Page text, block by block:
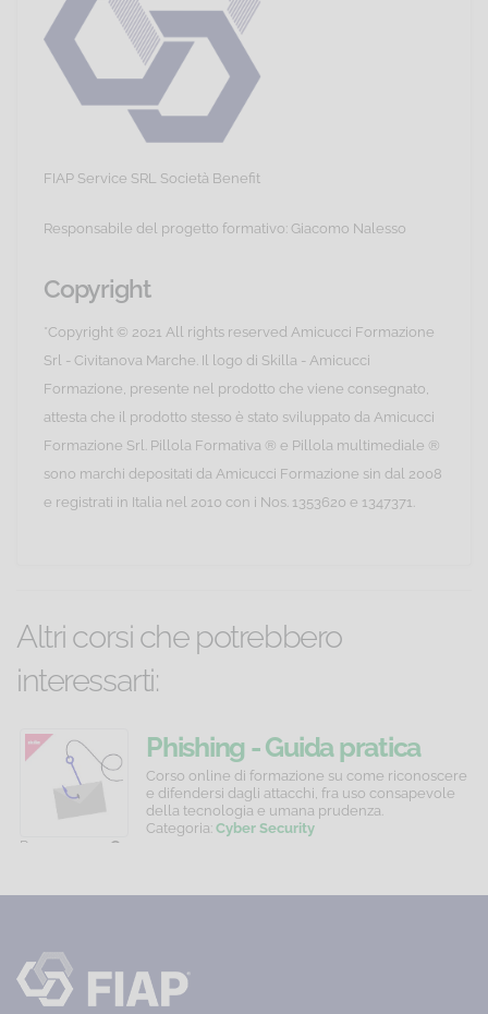
FIAP Service SRL Società Benefit
Responsabile del progetto formativo: Giacomo Nalesso
Copyright
*Copyright © 2021 All rights reserved Amicucci Formazione
Srl - Civitanova Marche. Il logo di Skilla - Amicucci
Formazione, presente nel prodotto che viene consegnato,
attesta che il prodotto stesso è stato sviluppato da Amicucci
Formazione Srl. Pillola Formativa ® e Pillola multimediale ®
sono marchi depositati da Amicucci Formazione sin dal 2008
e registrati in Italia nel 2010 con i Nos. 1353620 e 1347371.
Altri corsi che potrebbero
interessarti:
Age
Diversity
online
sull'Age
fonte
Categoria:
Competenze
personali
Prezzo:
Lavoratori
Aggiornamento
quinquennale
online
per
operano
Chimico
o
in
attività
Phishing - Guida pratica
all'autodifesa
Corso online di formazione su come riconoscere
e difendersi dagli attacchi, fra uso consapevole
della tecnologia e umana prudenza.
Categoria: Cyber Security
Prezzo:
10,00 €